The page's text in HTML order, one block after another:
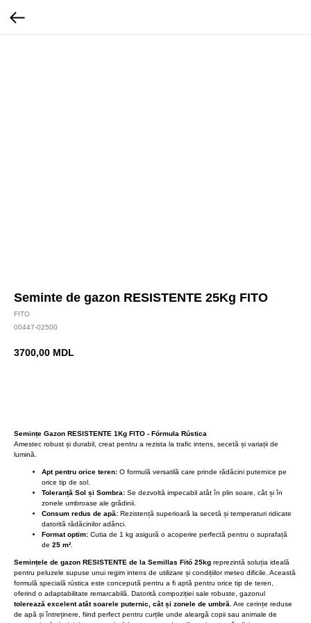
Seminte de gazon RESISTENTE 25Kg FITO
FITO
00447-02500
3700,00 MDL
Semințe Gazon RESISTENTE 1Kg FITO - Fórmula Rústica
Amestec robust și durabil, creat pentru a rezista la trafic intens, secetă și variații de
lumină.
Apt pentru orice teren: O formulă versatilă care prinde rădăcini puternice pe
orice tip de sol.
Toleranță Sol și Sombra: Se dezvoltă impecabil atât în plin soare, cât și în
zonele umbroase ale grădinii.
Consum redus de apă: Rezistență superioară la secetă și temperaturi ridicate
datorită rădăcinilor adânci.
Format optim: Cutia de 1 kg asigură o acoperire perfectă pentru o suprafață
de 25 m²
Semințele de gazon RESISTENTE de la Semillas Fitó 25kg reprezintă soluția ideală
pentru peluzele supuse unui regim intens de utilizare și condițiilor meteo dificile. Această
formulă specială rústica este concepută pentru a fi aptă pentru orice tip de teren,
oferind o adaptabilitate remarcabilă. Datorită compoziției sale robuste, gazonul
tolerează excelent atât soarele puternic, cât și zonele de umbră . Are cerințe reduse
de apă și întreținere, fiind perfect pentru curțile unde aleargă copii sau animale de